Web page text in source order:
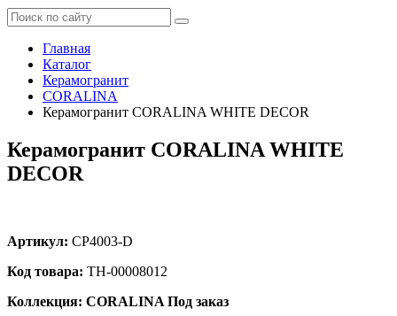
Главная
Каталог
Керамогранит
CORALINA
Керамогранит CORALINA WHITE DECOR
Керамогранит CORALINA WHITE
DECOR
Артикул: CP4003-D
Код товара: ТН-00008012
Коллекция: CORALINA Под заказ